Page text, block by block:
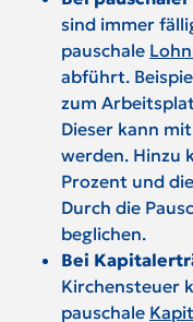
sind immer
pauschale
abführt.
zum
Dieser kann
werden. Hinzu
Prozent und
Durch die
beglichen.
Bei
Kirchensteuer
pauschale